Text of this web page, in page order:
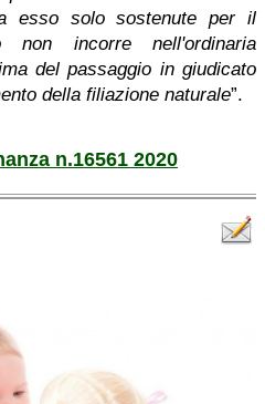
esso solo sostenute per il
non incorre nell'ordinaria
del passaggio in giudicato
della filiazione naturale”.
n.16561 2020